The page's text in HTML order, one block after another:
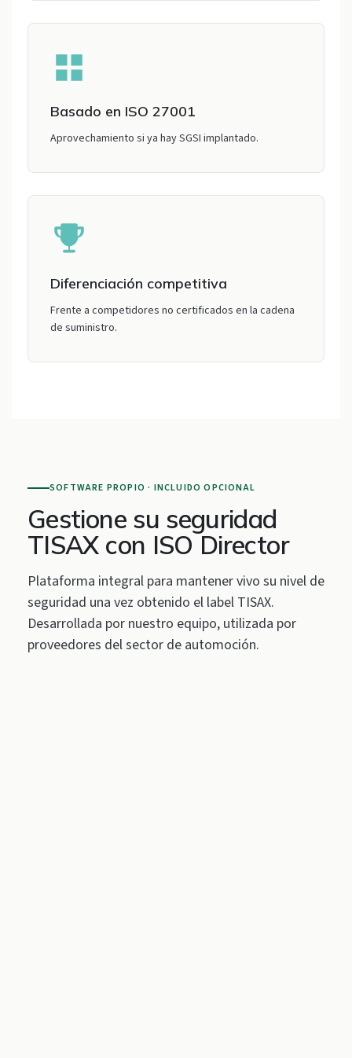
Basado en ISO 27001
Aprovechamiento si ya hay SGSI implantado.
Diferenciación competitiva
Frente a competidores no certificados en la cadena
de suministro.
SOFTWARE PROPIO · INCLUIDO OPCIONAL
Gestione su seguridad
TISAX con ISO Director
Plataforma integral para mantener vivo su nivel de
seguridad una vez obtenido el label TISAX.
Desarrollada por nuestro equipo, utilizada por
proveedores del sector de automoción.